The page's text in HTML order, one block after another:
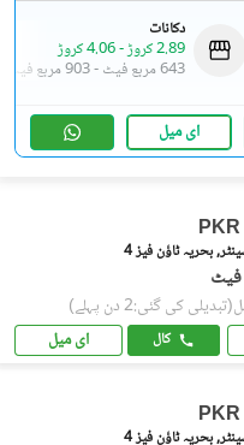
دکانات
2.89 کروڑ
-4.06 کروڑ
643 مربع فیٹ
-903 مربع فیٹ
ای میل
PKR
بحریہ ٹاؤن فیز 4
(تبدیلی کی گئی:2 دن پہلے)
کال ای میل
PKR
بحریہ ٹاؤن فیز 4